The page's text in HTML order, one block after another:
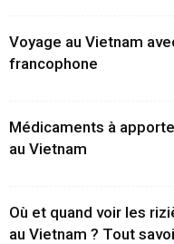
Voyage au Vietnam
francophone
Médicaments à
au Vietnam
Où et quand voir les
au Vietnam ? Tout